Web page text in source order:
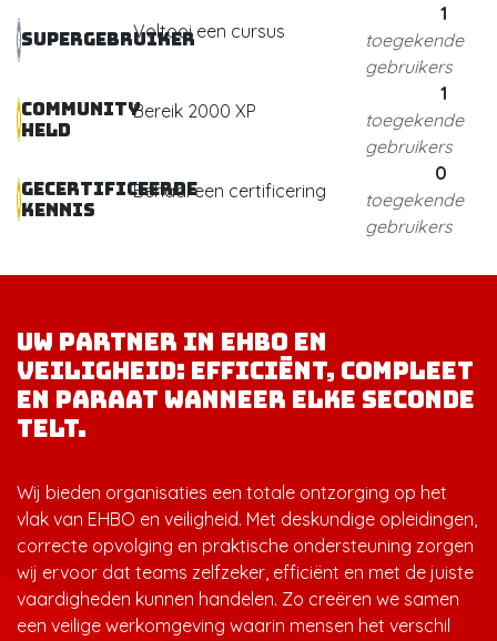
SupergebruikerVoltooi een cursus
1
toegekende
gebruikers
Community
held
Bereik 2000 XP
1
toegekende
gebruikers
Gecertificeerde
kennis
Behaal een certificering
0
toegekende
gebruikers
Uw partner in EHBO en
veiligheid: efficiënt, compleet
en paraat wanneer elke seconde
telt.
Wij bieden organisaties een totale ontzorging op het
vlak van EHBO en veiligheid. Met deskundige opleidingen,
correcte opvolging en praktische ondersteuning zorgen
wij ervoor dat teams zelfzeker, efficiënt en met de juiste
vaardigheden kunnen handelen. Zo creëren we samen
een veilige werkomgeving waarin mensen het verschil